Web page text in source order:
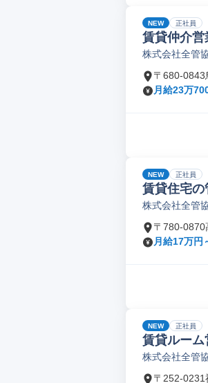
NEW 正社員
賃貸仲介営
株式会社全管
〒680-0843
月給23万
NEW 正社員
賃貸住宅の
株式会社全管
〒780-0870
月給17万円
NEW 正社員
賃貸ルーム
株式会社全管
〒252-0231